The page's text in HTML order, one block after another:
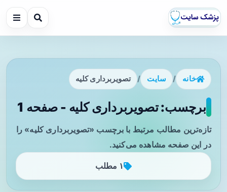
خانه / سایت / تصویربرداری کلیه
برچسب: تصویربرداری کلیه - صفحه 1
تازه‌ترین مطالب مرتبط با برچسب «تصویربرداری کلیه» را
در این صفحه مشاهده می‌کنید.
۱ مطلب